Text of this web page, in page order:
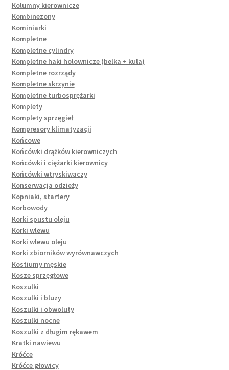
Kolumny kierownicze
Kombinezony
Kominiarki
Kompletne
Kompletne cylindry
Kompletne haki holownicze (belka + kula)
Kompletne rozrządy
Kompletne skrzynie
Kompletne turbosprężarki
Komplety
Komplety sprzęgieł
Kompresory klimatyzacji
Końcowe
Końcówki drążków kierowniczych
Końcówki i ciężarki kierownicy
Końcówki wtryskiwaczy
Konserwacja odzieży
Kopniaki, startery
Korbowody
Korki spustu oleju
Korki wlewu
Korki wlewu oleju
Korki zbiorników wyrównawczych
Kostiumy męskie
Kosze sprzęgłowe
Koszulki
Koszulki i bluzy
Koszulki i obwoluty
Koszulki nocne
Koszulki z długim rękawem
Kratki nawiewu
Króćce
Króćce głowicy